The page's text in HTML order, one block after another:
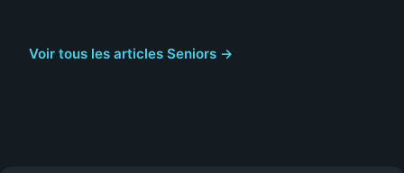
Voir tous les articles Seniors →